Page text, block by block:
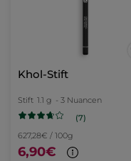
Khol-Stift
Stift 1.1 g - 3 Nuancen
(7)
627,28€ / 100g
6,90€